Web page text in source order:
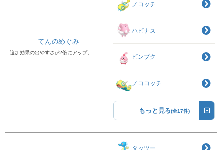
てんのめぐみ
追加効果の出やすさが2倍にアップ。
ノコッチ
ハピナス
ピンプク
ノココッチ
もっと見る(全17件)
タッツー